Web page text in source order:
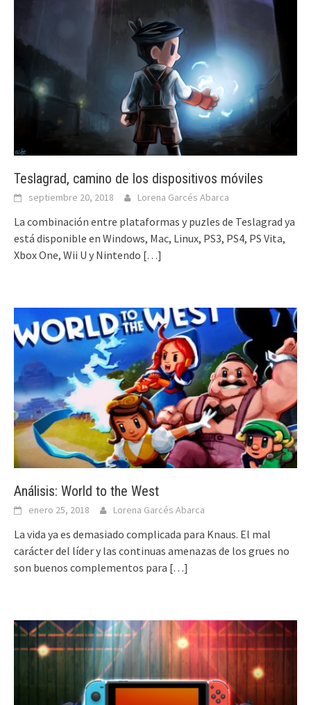
Teslagrad, camino de los dispositivos móviles
septiembre 20, 2018 Lorena Garcés Abarca
La combinación entre plataformas y puzles de Teslagrad ya
está disponible en Windows, Mac, Linux, PS3, PS4, PS Vita,
Xbox One, Wii U y Nintendo […]
Análisis: World to the West
enero 25, 2018 Lorena Garcés Abarca
La vida ya es demasiado complicada para Knaus. El mal
carácter del líder y las continuas amenazas de los grues no
son buenos complementos para […]